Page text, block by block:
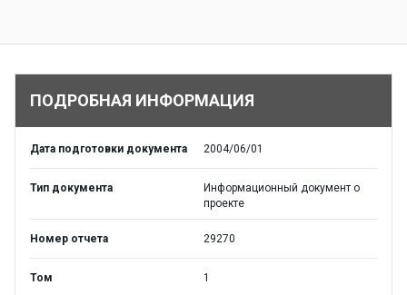
ПОДРОБНАЯ ИНФОРМАЦИЯ
Дата подготовки документа 2004/06/01
Тип документа
Информационный документ о
проекте
Номер отчета 29270
Том 1